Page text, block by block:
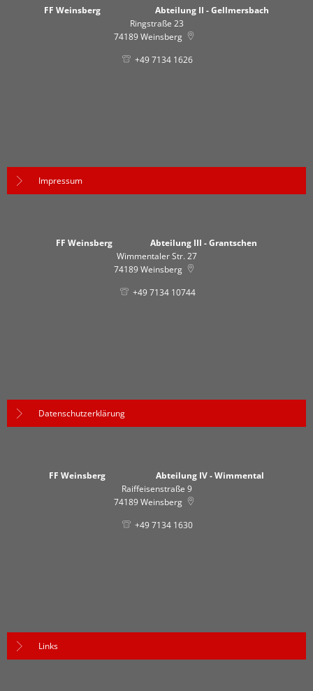
FF Weinsberg Abteilung II - Gellmersbach
Ringstraße 23
74189Weinsberg
+49 7134 1626
Impressum
FF Weinsberg Abteilung III - Grantschen
Wimmentaler Str. 27
74189Weinsberg
+49 7134 10744
Datenschutzerklärung
FF Weinsberg Abteilung IV - Wimmental
Raiffeisenstraße 9
74189Weinsberg
+49 7134 1630
Links